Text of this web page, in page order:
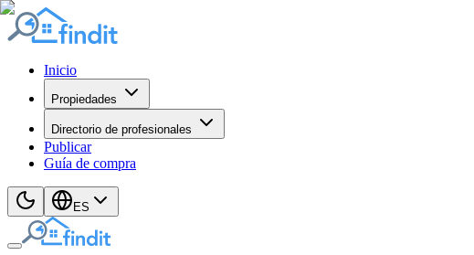
Inicio
Propiedades
Directorio de profesionales
Publicar
Guía de compra
ES